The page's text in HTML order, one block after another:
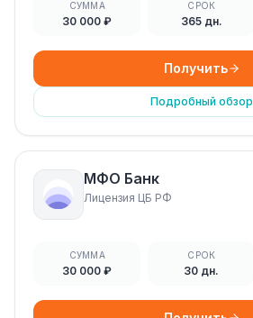
СУММА
30 000 ₽
СРОК
365 дн.
Получить
Подробный обзор
МФО Банк
Лицензия ЦБ РФ
СУММА
30 000 ₽
СРОК
30 дн.